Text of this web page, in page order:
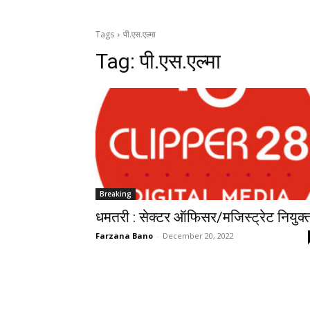
Tags पी.एस.एल्मा
Tag:पी.एस.एल्मा
Breaking
धमतरी : सेक्टर ऑफिसर/मजिस्ट्रेट
Farzana Bano - December 20, 2022